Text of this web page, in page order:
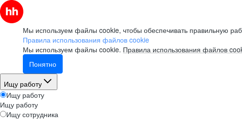
Мы используем файлы cookie, чтобы обеспечивать правильную
Правила использования файлов cookie
Мы используем файлы cookie. Правила использования файлов
Понятно
Ищу работу
Ищу работу
Ищу работу
Ищу сотрудника